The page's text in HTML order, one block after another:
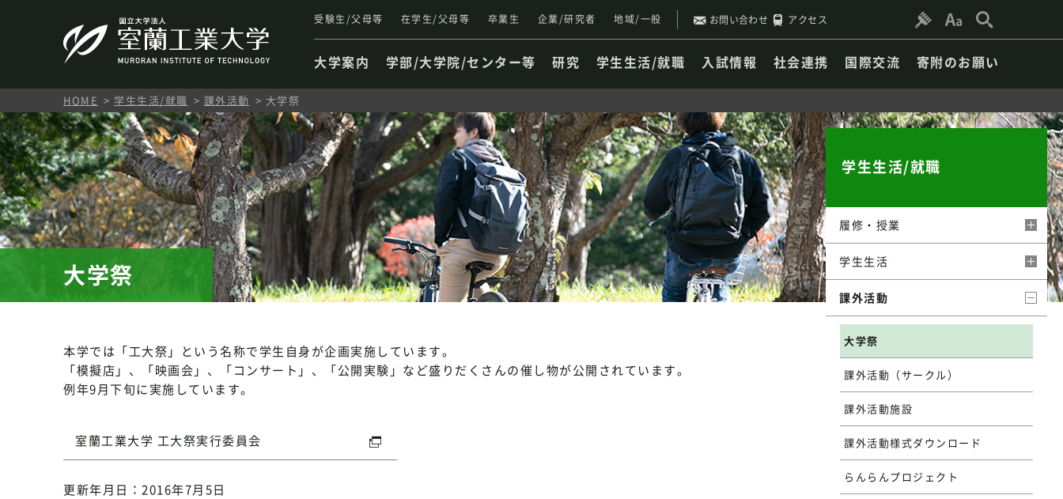
受験生/父母等 在学生/父母等 卒業生 企業/研究者 地域/一般 お問い合わせ アクセス
大学案内 学部/大学院/センター等 研究 学生生活/就職 入試情報 社会連携 国際交流 寄附のお願い
HOME 学生生活/就職 課外活動 大学祭
大学祭
本学では「工大祭」という名称で学生自身が企画実施しています。
「模擬店」、「映画会」、「コンサート」、「公開実験」など盛りだくさんの催し物が公開されています。
例年9月下旬に実施しています。
室蘭工業大学 工大祭実行委員会
更新年月日：2016年7月5日
学生生活/就職
履修・授業
学生生活
課外活動
大学祭
課外活動（サークル）
課外活動施設
課外活動様式ダウンロード
らんらんプロジェクト